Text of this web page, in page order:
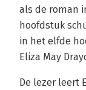
als de roman
hoofdstuk
in het elfde
Eliza May
De lezer leert